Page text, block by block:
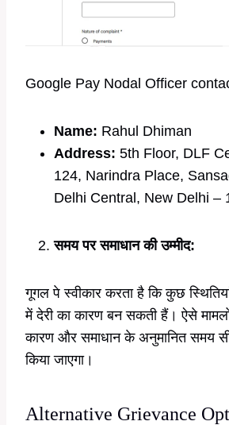
Google Pay Nodal Officer
Name: Rahul Dhiman
Address: 5th Floor, DLF
124, Narindra Place,
Delhi Central, New Delhi –
समय पर समाधान की उम्मीद:
गूगल पे स्वीकार करता है कि कुछ
में देरी का कारण बन सकती हैं। ऐसे
कारण और समाधान के अनुमानित समय
किया जाएगा।
Alternative Grievance